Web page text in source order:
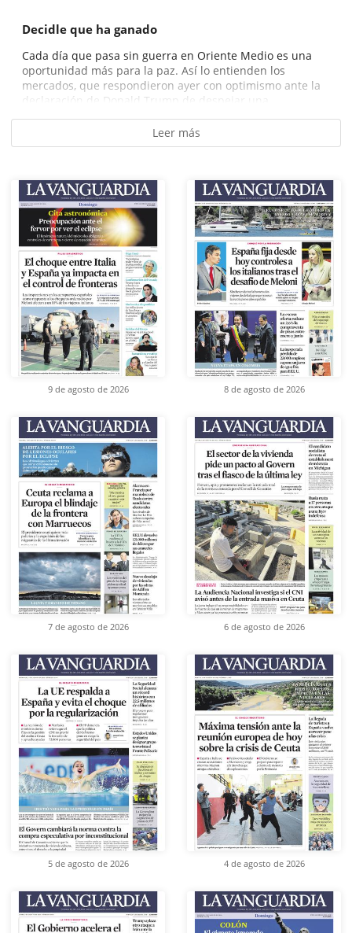
Decidle que ha ganado
Cada día que pasa sin guerra en Oriente Medio es una
oportunidad más para la paz. Así lo entienden los
mercados, que respondieron ayer con optimismo ante la
declaración de Donald Trump de despejar una...
Leer más
9 de agosto de 2026 8 de agosto de 2026
7 de agosto de 2026 6 de agosto de 2026
5 de agosto de 2026 4 de agosto de 2026